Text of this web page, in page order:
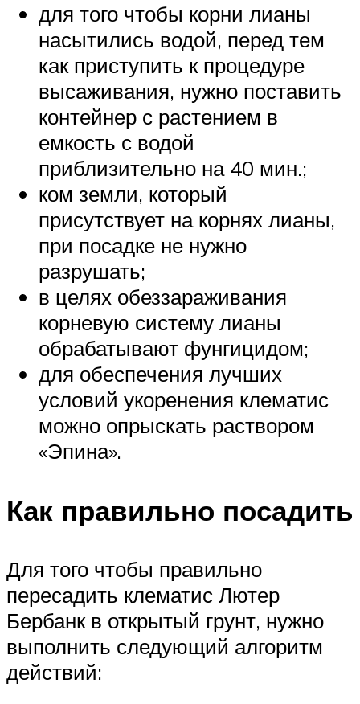
для того чтобы корни лианы
насытились водой, перед тем
как приступить к процедуре
высаживания, нужно поставить
контейнер с растением в
емкость с водой
приблизительно на 40 мин.;
ком земли, который
присутствует на корнях лианы,
при посадке не нужно
разрушать;
в целях обеззараживания
корневую систему лианы
обрабатывают фунгицидом;
для обеспечения лучших
условий укоренения клематис
можно опрыскать раствором
«Эпина».
Как правильно посадить
Для того чтобы правильно
пересадить клематис Лютер
Бербанк в открытый грунт, нужно
выполнить следующий алгоритм
действий: